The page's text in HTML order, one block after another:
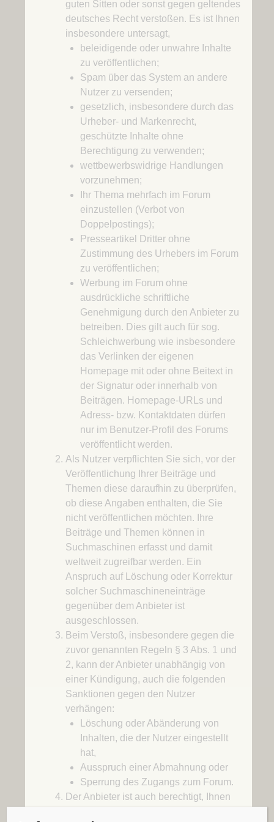
guten Sitten oder sonst gegen geltendes
deutsches Recht verstoßen. Es ist Ihnen
insbesondere untersagt,
beleidigende oder unwahre Inhalte
zu veröffentlichen;
Spam über das System an andere
Nutzer zu versenden;
gesetzlich, insbesondere durch das
Urheber- und Markenrecht,
geschützte Inhalte ohne
Berechtigung zu verwenden;
wettbewerbswidrige Handlungen
vorzunehmen;
Ihr Thema mehrfach im Forum
einzustellen (Verbot von
Doppelpostings);
Presseartikel Dritter ohne
Zustimmung des Urhebers im Forum
zu veröffentlichen;
Werbung im Forum ohne
ausdrückliche schriftliche
Genehmigung durch den Anbieter zu
betreiben. Dies gilt auch für sog.
Schleichwerbung wie insbesondere
das Verlinken der eigenen
Homepage mit oder ohne Beitext in
der Signatur oder innerhalb von
Beiträgen. Homepage-URLs und
Adress- bzw. Kontaktdaten dürfen
nur im Benutzer-Profil des Forums
veröffentlicht werden.
Als Nutzer verpflichten Sie sich, vor der
Veröffentlichung Ihrer Beiträge und
Themen diese daraufhin zu überprüfen,
ob diese Angaben enthalten, die Sie
nicht veröffentlichen möchten. Ihre
Beiträge und Themen können in
Suchmaschinen erfasst und damit
weltweit zugreifbar werden. Ein
Anspruch auf Löschung oder Korrektur
solcher Suchmaschineneinträge
gegenüber dem Anbieter ist
ausgeschlossen.
Beim Verstoß, insbesondere gegen die
zuvor genannten Regeln § 3 Abs. 1 und
2, kann der Anbieter unabhängig von
einer Kündigung, auch die folgenden
Sanktionen gegen den Nutzer
verhängen:
Löschung oder Abänderung von
Inhalten, die der Nutzer eingestellt
hat,
Ausspruch einer Abmahnung oder
Sperrung des Zugangs zum Forum.
Der Anbieter ist auch berechtigt, Ihnen